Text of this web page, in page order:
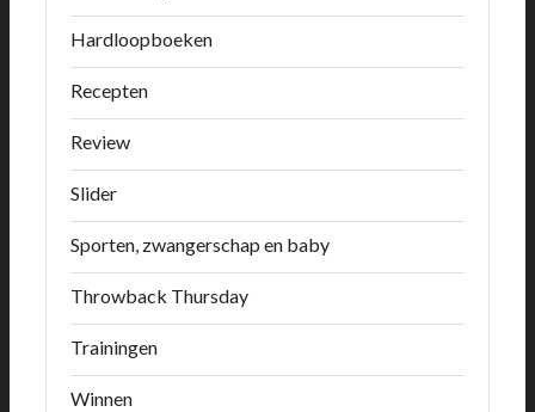
Hardloopboeken
Recepten
Review
Slider
Sporten, zwangerschap en baby
Throwback Thursday
Trainingen
Winnen